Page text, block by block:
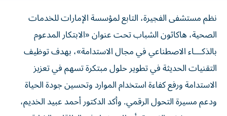
نظم مستشفى الفجيرة، التابع لمؤسسة الإمارات للخدمات
الصحية، هاكاثون الشباب تحت عنوان «الابتكار المدعوم
بالذكـــاء الاصطناعي في مجال الاستدامة»، بهدف توظيف
التقنيات الحديثة في تطوير حلول مبتكرة تسهم في تعزيز
الاستدامة ورفع كفاءة استخدام الموارد وتحسين جودة الحياة
ودعم مسيرة التحول الرقمي. وأكد الدكتور أحمد عبيد الخديم،